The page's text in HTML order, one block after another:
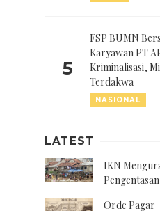
5
FSP BUMN
Karyawan PT
Kriminalisasi,
Terdakwa
NASIONAL
LATEST
IKN
Orde Pagar